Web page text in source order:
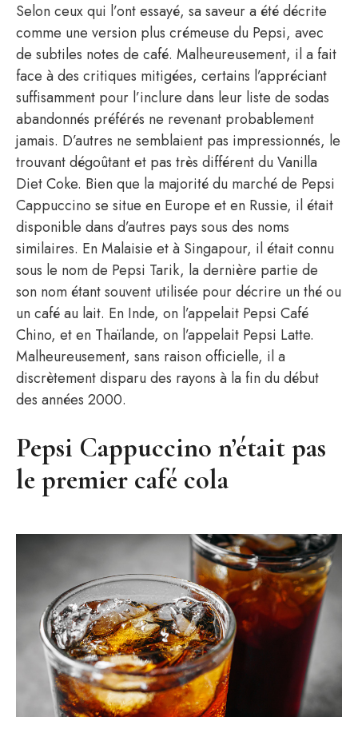
Selon ceux qui l’ont essayé, sa saveur a été décrite
comme une version plus crémeuse du Pepsi, avec
de subtiles notes de café. Malheureusement, il a fait
face à des critiques mitigées, certains l’appréciant
suffisamment pour l’inclure dans leur liste de sodas
abandonnés préférés ne revenant probablement
jamais. D’autres ne semblaient pas impressionnés, le
trouvant dégoûtant et pas très différent du Vanilla
Diet Coke. Bien que la majorité du marché de Pepsi
Cappuccino se situe en Europe et en Russie, il était
disponible dans d’autres pays sous des noms
similaires. En Malaisie et à Singapour, il était connu
sous le nom de Pepsi Tarik, la dernière partie de
son nom étant souvent utilisée pour décrire un thé ou
un café au lait. En Inde, on l’appelait Pepsi Café
Chino, et en Thaïlande, on l’appelait Pepsi Latte.
Malheureusement, sans raison officielle, il a
discrètement disparu des rayons à la fin du début
des années 2000.
Pepsi Cappuccino n’était pas
le premier café cola